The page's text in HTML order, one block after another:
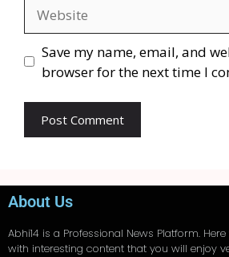
Save my name, email, and
browser for the next time I
About Us
Abhi14 is a Professional News Platform.
with interesting content that you will enjoy